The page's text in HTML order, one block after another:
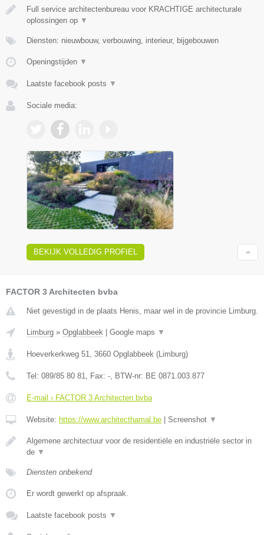
Full service architectenbureau voor KRACHTIGE architecturale
oplossingen op ▼
Diensten: nieuwbouw, verbouwing, interieur, bijgebouwen
Openingstijden ▼
Laatste facebook posts ▼
Sociale media:
BEKIJK VOLLEDIG PROFIEL
FACTOR 3 Architecten bvba
Niet gevestigd in de plaats Henis, maar wel in de provincie Limburg.
Limburg » Opglabbeek Google maps ▼
Hoeverkerkweg 51 3660 Opglabbeek ( Limburg)
Tel: 089/85 80 81 , Fax: - , BTW-nr: BE 0871.003.877
E-mail › FACTOR 3 Architecten bvba
Website: https://www.architecthamal.be Screenshot ▼
Algemene architectuur voor de residentiële en industriële sector in
de ▼
Diensten onbekend
Er wordt gewerkt op afspraak.
Laatste facebook posts ▼